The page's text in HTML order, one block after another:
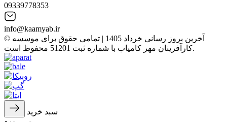
09339778353
info@kaamyab.ir
© آخرین بروز رسانی خرداد 1405 | تمامی حقوق برای موسسه
کارآفرینان مهر کامیاب با شماره ثبت 51201 محفوظ است.
سبد خرید